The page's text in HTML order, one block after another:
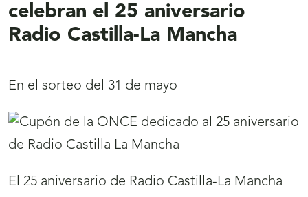
celebran el 25 aniversario
Radio Castilla-La Mancha
En el sorteo del 31 de mayo
El 25 aniversario de Radio Castilla-La Mancha